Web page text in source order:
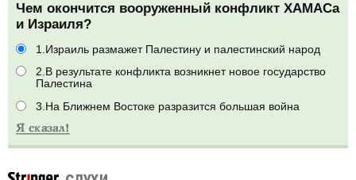
Чем окончится вооруженный конфликт ХАМАСа
и Израиля?
1.Израиль размажет Палестину и палестинский народ
2.В результате конфликта возникнет новое государство
Палестина
3.На Ближнем Востоке разразится большая война